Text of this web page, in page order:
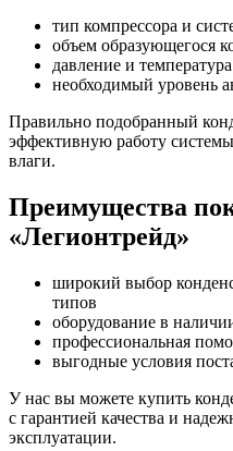
тип компрессора и
объем образующегося
давление и
необходимый уровень
Правильно подобранный
эффективную работу
влаги.
Преимущества
«Легионтрейд»
широкий выбор
типов
оборудование в
профессиональная
выгодные условия
У нас вы можете купить
с гарантией качества и
эксплуатации.